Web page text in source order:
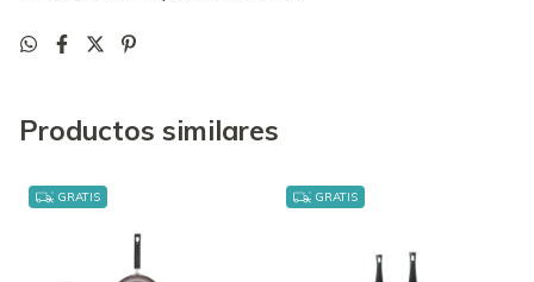
Productos similares
GRATIS GRATIS